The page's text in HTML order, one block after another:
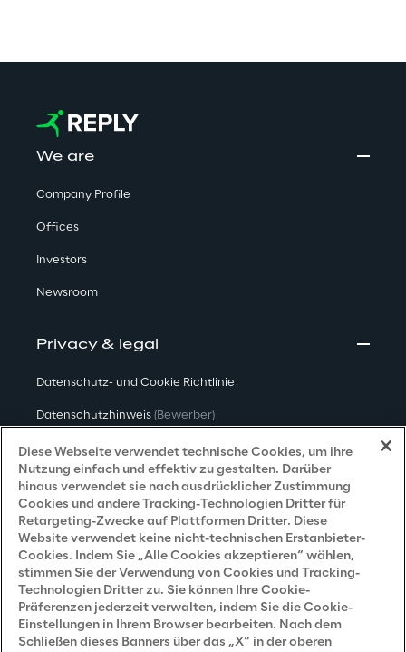
We are
Company Profile
Offices
Investors
Newsroom
Privacy & legal
Datenschutz- und Cookie Richtlinie
Datenschutzhinweis (Bewerber)
Datenschutzhinweis(Kunden)
Datenschutzhinweis (Dienstleister)
Datenschutzhinweis (Marketing)
Grundsatzerklärung - LKSG(Deutschland)
Accessibility Statement
Careers
Diese Webseite verwendet technische Cookies, um ihre
Nutzung einfach und effektiv zu gestalten. Darüber
hinaus verwendet sie nach ausdrücklicher Zustimmung
Cookies und andere Tracking-Technologien Dritter für
Retargeting-Zwecke auf Plattformen Dritter. Diese
Website verwendet keine nicht-technischen Erstanbieter-
Cookies. Indem Sie „Alle Cookies akzeptieren“ wählen,
stimmen Sie der Verwendung von Cookies und Tracking-
Technologien Dritter zu. Sie können Ihre Cookie-
Präferenzen jederzeit verwalten, indem Sie die Cookie-
Einstellungen in Ihrem Browser bearbeiten. Nach dem
Schließen dieses Banners über das „X“ in der oberen